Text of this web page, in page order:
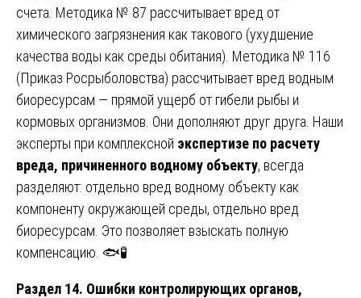
счета. Методика № 87 рассчитывает вред от
химического загрязнения как такового (ухудшение
качества воды как среды обитания). Методика № 116
(Приказ Росрыболовства) рассчитывает вред водным
биоресурсам — прямой ущерб от гибели рыбы и
кормовых организмов. Они дополняют друг друга. Наши
эксперты при комплексной экспертизе по расчету
вреда, причиненного водному объекту, всегда
разделяют: отдельно вред водному объекту как
компоненту окружающей среды, отдельно вред
биоресурсам. Это позволяет взыскать полную
компенсацию. 🐟🧪
Раздел 14. Ошибки контролирующих органов,